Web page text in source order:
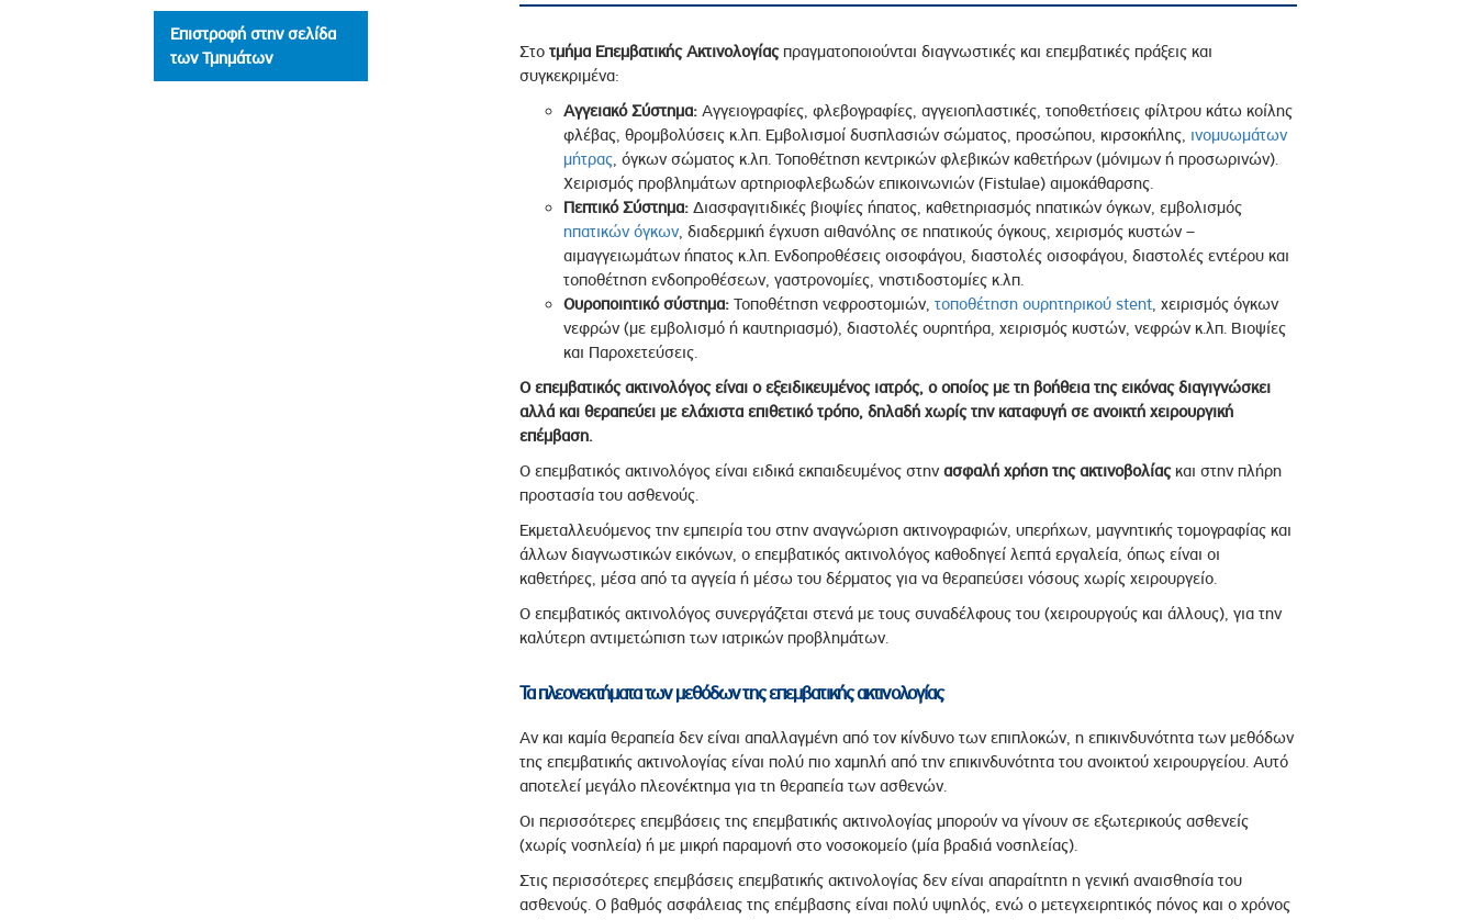
Επιστροφή στην σελίδα
των Τμημάτων
Στο τμήμα Επεμβατικής Ακτινολογίαςπραγματοποιούνται διαγνωστικές και επεμβατικές πράξεις και
συγκεκριμένα:
Αγγειακό Σύστημα:Αγγειογραφίες, φλεβογραφίες, αγγειοπλαστικές, τοποθετήσεις φίλτρου κάτω κοίλης
φλέβας, θρομβολύσεις κ.λπ. Εμβολισμοί δυσπλασιών σώματος, προσώπου, κιρσοκήλης, ινομυωμάτων
μήτρας, όγκων σώματος κ.λπ. Τοποθέτηση κεντρικών φλεβικών καθετήρων (μόνιμων ή προσωρινών).
Χειρισμός προβλημάτων αρτηριοφλεβωδών επικοινωνιών (Fistulae) αιμοκάθαρσης.
Πεπτικό Σύστημα:Διασφαγιτιδικές βιοψίες ήπατος, καθετηριασμός ηπατικών όγκων, εμβολισμός
ηπατικών όγκων, διαδερμική έγχυση αιθανόλης σε ηπατικούς όγκους, χειρισμός κυστών –
αιμαγγειωμάτων ήπατος κ.λπ. Ενδοπροθέσεις οισοφάγου, διαστολές οισοφάγου, διαστολές εντέρου και
τοποθέτηση ενδοπροθέσεων, γαστρονομίες, νηστιδοστομίες κ.λπ.
Ουροποιητικό σύστημα:Τοποθέτηση νεφροστομιών, τοποθέτηση ουρητηρικού stent, χειρισμός όγκων
νεφρών (με εμβολισμό ή καυτηριασμό), διαστολές ουρητήρα, χειρισμός κυστών, νεφρών κ.λπ. Βιοψίες
και Παροχετεύσεις.
Ο επεμβατικός ακτινολόγος είναι ο εξειδικευμένος ιατρός, ο οποίος με τη βοήθεια της εικόνας διαγιγνώσκει
αλλά και θεραπεύει με ελάχιστα επιθετικό τρόπο, δηλαδή χωρίς την καταφυγή σε ανοικτή χειρουργική
επέμβαση.
Ο επεμβατικός ακτινολόγος είναι ειδικά εκπαιδευμένος στην ασφαλή χρήση της ακτινοβολίαςκαι στην πλήρη
προστασία του ασθενούς.
Εκμεταλλευόμενος την εμπειρία του στην αναγνώριση ακτινογραφιών, υπερήχων, μαγνητικής τομογραφίας και
άλλων διαγνωστικών εικόνων, ο επεμβατικός ακτινολόγος καθοδηγεί λεπτά εργαλεία, όπως είναι οι
καθετήρες, μέσα από τα αγγεία ή μέσω του δέρματος για να θεραπεύσει νόσους χωρίς χειρουργείο.
Ο επεμβατικός ακτινολόγος συνεργάζεται στενά με τους συναδέλφους του (χειρουργούς και άλλους), για την
καλύτερη αντιμετώπιση των ιατρικών προβλημάτων.
Τα πλεονεκτήματα των μεθόδων της επεμβατικής ακτινολογίας
Αν και καμία θεραπεία δεν είναι απαλλαγμένη από τον κίνδυνο των επιπλοκών, η επικινδυνότητα των μεθόδων
της επεμβατικής ακτινολογίας είναι πολύ πιο χαμηλή από την επικινδυνότητα του ανοικτού χειρουργείου. Αυτό
αποτελεί μεγάλο πλεονέκτημα για τη θεραπεία των ασθενών.
Οι περισσότερες επεμβάσεις της επεμβατικής ακτινολογίας μπορούν να γίνουν σε εξωτερικούς ασθενείς
(χωρίς νοσηλεία) ή με μικρή παραμονή στο νοσοκομείο (μία βραδιά νοσηλείας).
Στις περισσότερες επεμβάσεις επεμβατικής ακτινολογίας δεν είναι απαραίτητη η γενική αναισθησία του
ασθενούς. Ο βαθμός ασφάλειας της επέμβασης είναι πολύ υψηλός, ενώ ο μετεγχειρητικός πόνος και ο χρόνος